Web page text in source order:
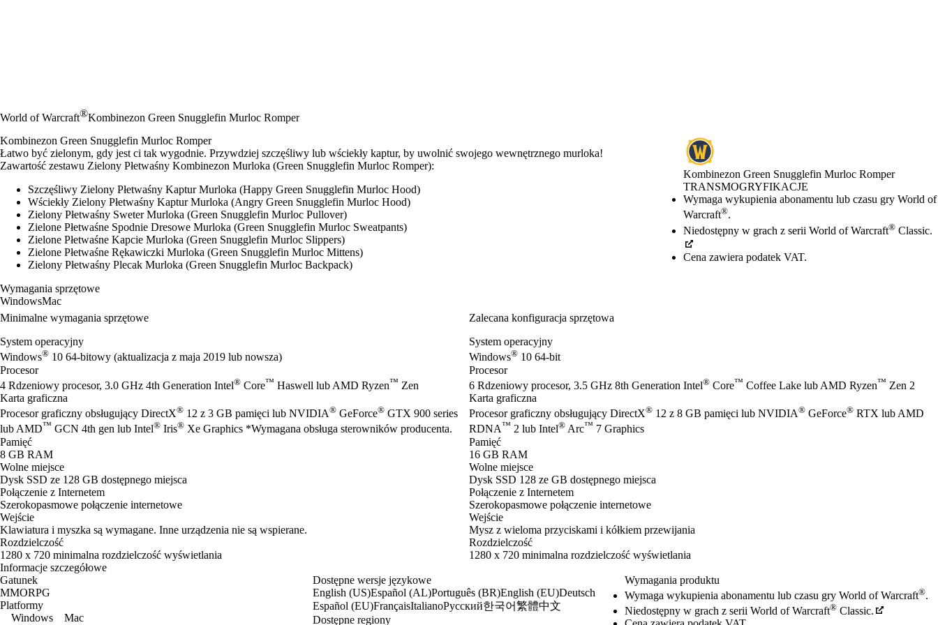
World of Warcraft®Kombinezon Green Snugglefin Murloc Romper
Kombinezon Green Snugglefin Murloc Romper
TRANSMOGRYFIKACJE
Cena
Available actions
Wymaga wykupienia abonamentu lub czasu gry World of
Warcraft®.
Niedostępny w grach z serii World of Warcraft® Classic.
Cena zawiera podatek VAT.
Kombinezon Green Snugglefin Murloc Romper
Łatwo być zielonym, gdy jest ci tak wygodnie. Przywdziej szczęśliwy lub wściekły kaptur, by uwolnić swojego wewnętrznego murloka!
Zawartość zestawu Zielony Płetwaśny Kombinezon Murloka (Green Snugglefin Murloc Romper):
Szczęśliwy Zielony Płetwaśny Kaptur Murloka (Happy Green Snugglefin Murloc Hood)
Wściekły Zielony Płetwaśny Kaptur Murloka (Angry Green Snugglefin Murloc Hood)
Zielony Płetwaśny Sweter Murloka (Green Snugglefin Murloc Pullover)
Zielone Płetwaśne Spodnie Dresowe Murloka (Green Snugglefin Murloc Sweatpants)
Zielone Płetwaśne Kapcie Murloka (Green Snugglefin Murloc Slippers)
Zielone Płetwaśne Rękawiczki Murloka (Green Snugglefin Murloc Mittens)
Zielony Płetwaśny Plecak Murloka (Green Snugglefin Murloc Backpack)
Wymagania sprzętowe
WindowsMac
Minimalne wymagania sprzętowe
System operacyjny
Windows® 10 64-bitowy (aktualizacja z maja 2019 lub nowsza)
Procesor
4 Rdzeniowy procesor, 3.0 GHz 4th Generation Intel® Core™ Haswell lub AMD Ryzen™ Zen
Karta graficzna
Procesor graficzny obsługujący DirectX® 12 z 3 GB pamięci lub NVIDIA® GeForce® GTX 900 series
lub AMD™ GCN 4th gen lub Intel® Iris® Xe Graphics *Wymagana obsługa sterowników producenta.
Pamięć
8 GB RAM
Wolne miejsce
Dysk SSD ze 128 GB dostępnego miejsca
Połączenie z Internetem
Szerokopasmowe połączenie internetowe
Wejście
Klawiatura i myszka są wymagane. Inne urządzenia nie są wspierane.
Rozdzielczość
1280 x 720 minimalna rozdzielczość wyświetlania
Zalecana konfiguracja sprzętowa
System operacyjny
Windows® 10 64-bit
Procesor
6 Rdzeniowy procesor, 3.5 GHz 8th Generation Intel® Core™ Coffee Lake lub AMD Ryzen™ Zen 2
Karta graficzna
Procesor graficzny obsługujący DirectX® 12 z 8 GB pamięci lub NVIDIA® GeForce® RTX lub AMD
RDNA™ 2 lub Intel® Arc™ 7 Graphics
Pamięć
16 GB RAM
Wolne miejsce
Dysk SSD 128 ze GB dostępnego miejsca
Połączenie z Internetem
Szerokopasmowe połączenie internetowe
Wejście
Mysz z wieloma przyciskami i kółkiem przewijania
Rozdzielczość
1280 x 720 minimalna rozdzielczość wyświetlania
Informacje szczegółowe
Gatunek
MMORPG
Platformy
Windows
Mac
Dostępne wersje językowe
English (US)Español (AL)Português (BR)English (EU)Deutsch
Español (EU)FrançaisItalianoРусский한국어繁體中文
Dostępne regiony
Wymagania produktu
Wymaga wykupienia abonamentu lub czasu gry World of Warcraft®.
Niedostępny w grach z serii World of Warcraft® Classic.